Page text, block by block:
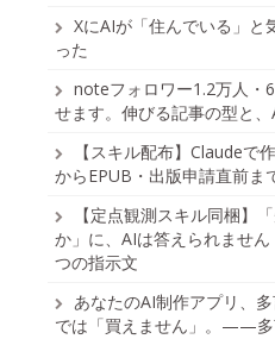
XにAIが「住んでいる」と
った
noteフォロワー1.2万人・
せます。伸びる記事の型と
【スキル配布】Claudeで
からEPUB・出版申請直前ま
【定点観測スキル同梱】
か」に、AIは答えられませ
つの指示文
あなたのAI制作アプリ、
では「買えません」。——多